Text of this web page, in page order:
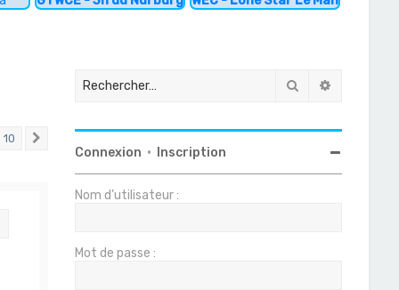
10
Rechercher
Connexion • Inscription
Nom d’utilisateur :
Mot de passe :